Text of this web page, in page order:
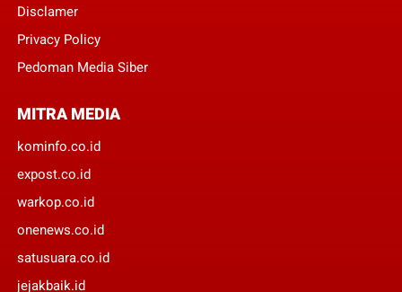
Disclamer
Privacy Policy
Pedoman Media Siber
MITRA MEDIA
kominfo.co.id
expost.co.id
warkop.co.id
onenews.co.id
satusuara.co.id
jejakbaik.id